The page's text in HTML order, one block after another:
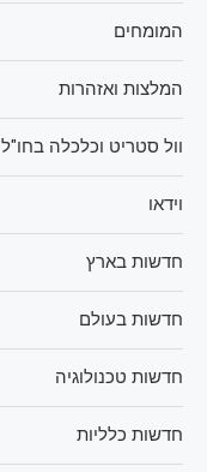
המומחים
המלצות ואזהרות
וול סטריט וכלכלה בחו"ל
וידאו
חדשות בארץ
חדשות בעולם
חדשות טכנולוגיה
חדשות כלליות